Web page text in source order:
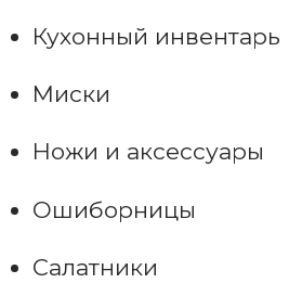
Кухонный инвентарь
Миски
Ножи и аксессуары
Ошиборницы
Салатники